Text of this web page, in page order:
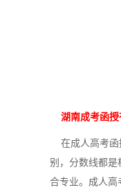
湖南成考函授
在成人高考函
别，分数线都是
合专业。成人高